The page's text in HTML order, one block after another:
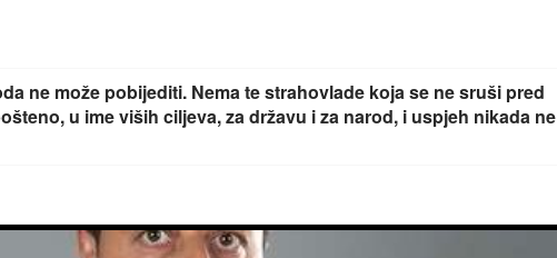
ne može pobijediti. Nema te strahovlade koja se ne sruši pred
u ime viših ciljeva, za državu i za narod, i uspjeh nikada ne